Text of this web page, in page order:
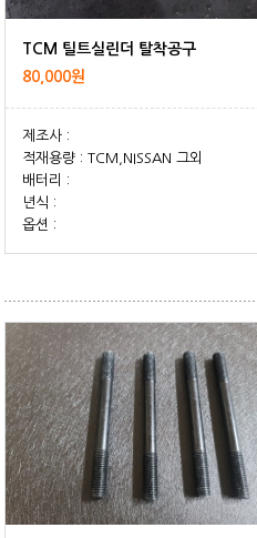
TCM 틸트실린더 탈착공구
80,000원
제조사 :
적재용량 : TCM,NISSAN 그외
배터리 :
년식 :
옵션 :